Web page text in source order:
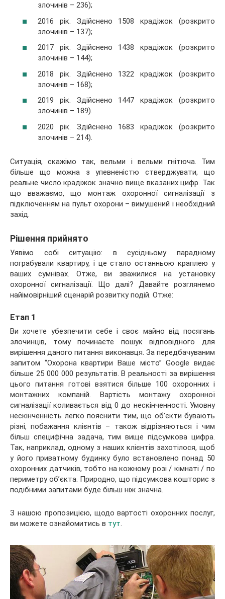
злочинів – 236);
2016 рік. Здійснено 1508 крадіжок (розкрито
злочинів – 137);
2017 рік. Здійснено 1438 крадіжок (розкрито
злочинів – 144);
2018 рік. Здійснено 1322 крадіжок (розкрито
злочинів – 168);
2019 рік. Здійснено 1447 крадіжок (розкрито
злочинів – 189).
2020 рік. Здійснено 1683 крадіжок (розкрито
злочинів – 214).
Ситуація, скажімо так, вельми і вельми гнітюча. Тим
більше що можна з упевненістю стверджувати, що
реальне число крадіжок значно вище вказаних цифр. Так
що вважаємо, що монтаж охоронної сигналізації з
підключенням на пульт охорони – вимушений і необхідний
захід.
Рішення прийнято
Уявімо собі ситуацію: в сусідньому парадному
пограбували квартиру, і це стало останньою краплею у
ваших сумнівах. Отже, ви зважилися на установку
охоронної сигналізації. Що далі? Давайте розглянемо
найімовірніший сценарій розвитку подій. Отже:
Етап 1
Ви хочете убезпечити себе і своє майно від посягань
злочинців, тому починаєте пошук відповідного для
вирішення даного питання виконавця. За передбачуваним
запитом “Охорона квартири Ваше місто” Google видає
більше 25 000 000 результатів. В реальності за вирішення
цього питання готові взятися більше 100 охоронних і
монтажних компаній. Вартість монтажу охоронної
сигналізації коливається від 0 до нескінченності. Умовну
нескінченність легко пояснити тим, що об’єкти бувають
різні, побажання клієнтів – також відрізняються і чим
більш специфічна задача, тим вище підсумкова цифра.
Так, наприклад, одному з наших клієнтів захотілося, щоб
у його приватному будинку було встановлено понад 50
охоронних датчиків, тобто на кожному розі / кімнаті / по
периметру об’єкта. Природно, що підсумкова кошторис з
подібними запитами буде більш ніж значна.
З нашою пропозицією, щодо вартості охоронних послуг,
ви можете ознайомитись в тут.